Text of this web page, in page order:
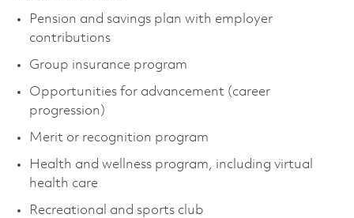
Pension and savings plan with employer
contributions
Group insurance program
Opportunities for advancement (career
progression)
Merit or recognition program
Health and wellness program, including virtual
health care
Recreational and sports club